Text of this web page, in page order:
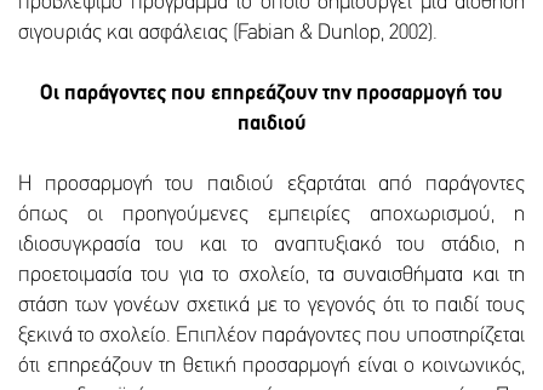
σιγουριάς και ασφάλειας (Fabian & Dunlop, 2002).
Οι παράγοντες που επηρεάζουν την προσαρμογή του
παιδιού
Η προσαρμογή του παιδιού εξαρτάται από παράγοντες
όπως οι προηγούμενες εμπειρίες αποχωρισμού, η
ιδιοσυγκρασία του και το αναπτυξιακό του στάδιο, η
προετοιμασία του για το σχολείο, τα συναισθήματα και τη
στάση των γονέων σχετικά με το γεγονός ότι το παιδί τους
ξεκινά το σχολείο. Επιπλέον παράγοντες που υποστηρίζεται
ότι επηρεάζουν τη θετική προσαρμογή είναι ο κοινωνικός,